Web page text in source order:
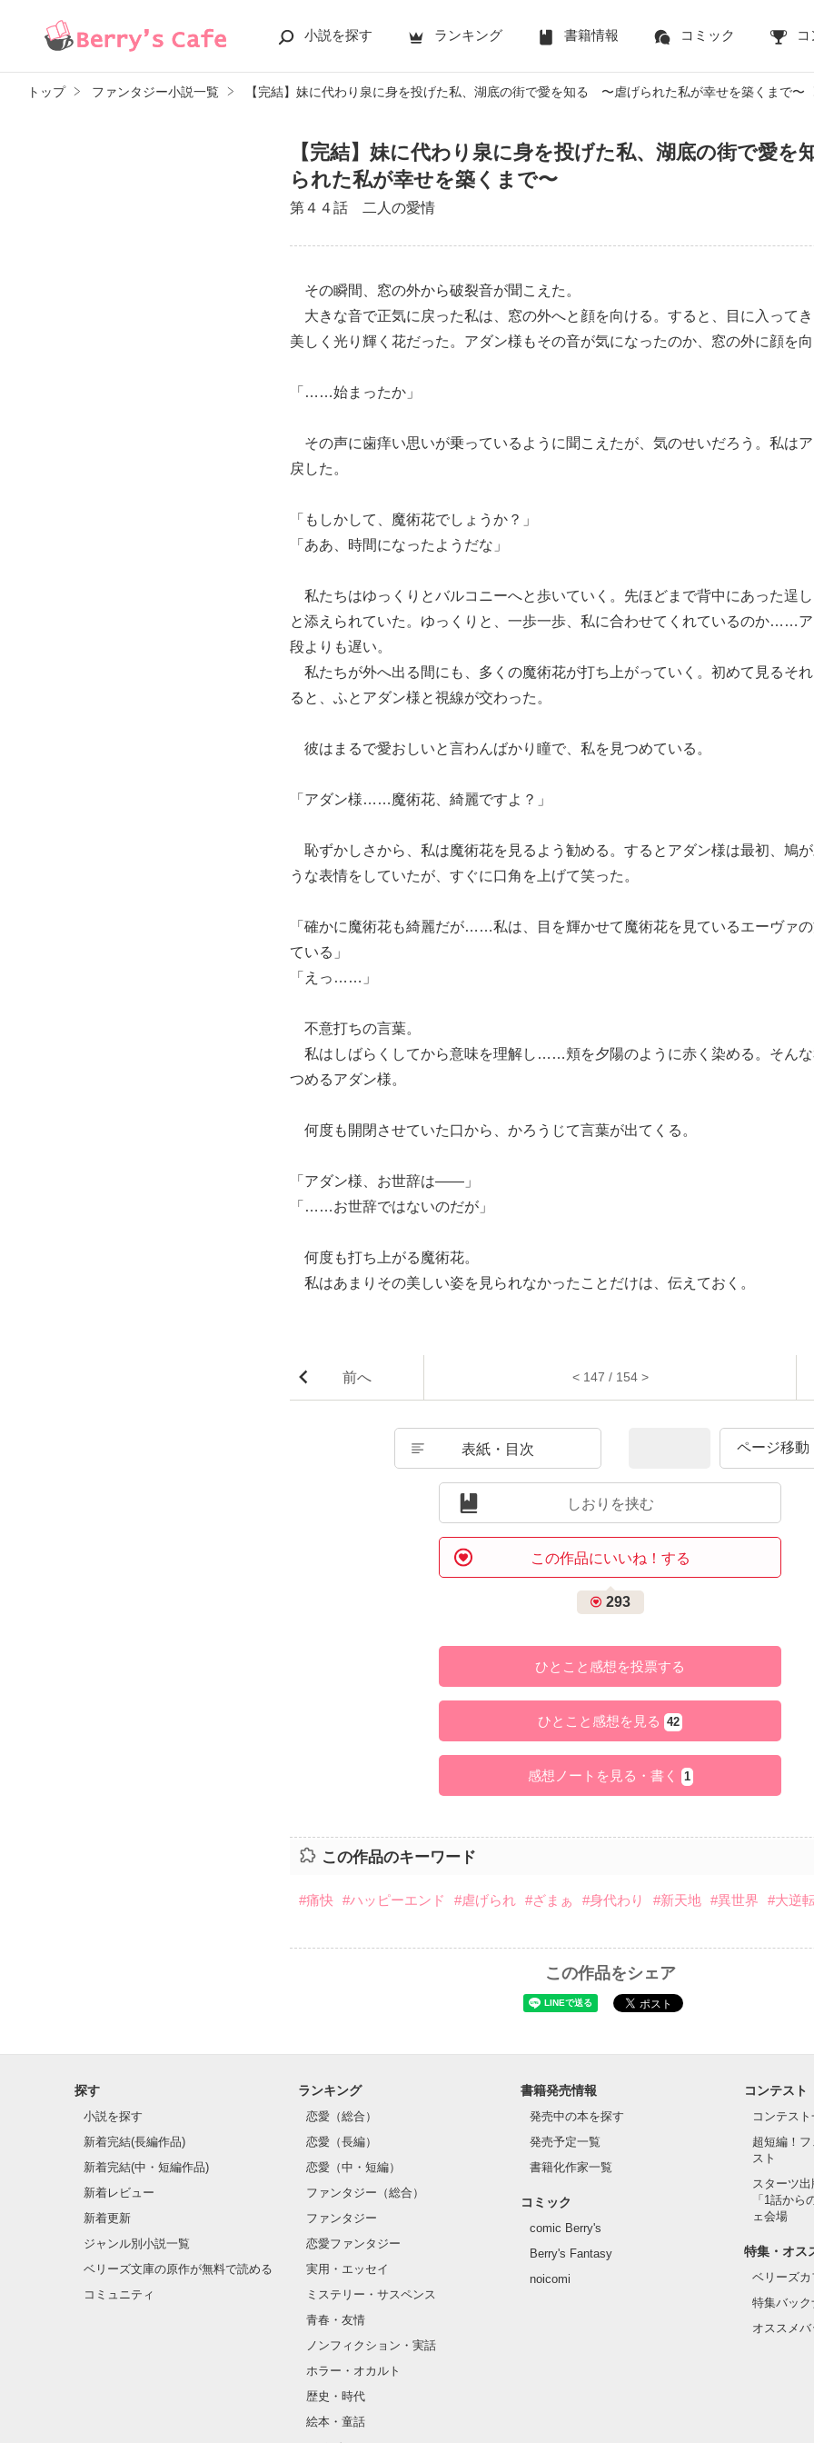
小説を探す ランキング 書籍情報 コミック
トップ ファンタジー小説一覧 【完結】妹に代わり泉に身を投げた私、湖底の街で愛を知る 〜虐げられた私が幸せを築くまで〜
【完結】妹に代わり泉に身を投げた私、湖底の街で愛
られた私が幸せを築くまで〜
第４４話 二人の愛情
その瞬間、窓の外から破裂音が聞こえた。
大きな音で正気に戻った私は、窓の外へと顔を向ける。すると、目に入って
美しく光り輝く花だった。アダン様もその音が気になったのか、窓の外に顔を
「……始まったか」
その声に歯痒い思いが乗っているように聞こえたが、気のせいだろう。私は
戻した。
「もしかして、魔術花でしょうか？」
「ああ、時間になったようだな」
私たちはゆっくりとバルコニーへと歩いていく。先ほどまで背中にあった逞
と添えられていた。ゆっくりと、一歩一歩、私に合わせてくれているのか……
段よりも遅い。
私たちが外へ出る間にも、多くの魔術花が打ち上がっていく。初めて見るそ
ると、ふとアダン様と視線が交わった。
彼はまるで愛おしいと言わんばかり瞳で、私を見つめている。
「アダン様……魔術花、綺麗ですよ？」
恥ずかしさから、私は魔術花を見るよう勧める。するとアダン様は最初、鳩
うな表情をしていたが、すぐに口角を上げて笑った。
「確かに魔術花も綺麗だが……私は、目を輝かせて魔術花を見ているエーヴァ
ている」
「えっ……」
不意打ちの言葉。
私はしばらくしてから意味を理解し……頬を夕陽のように赤く染める。そん
つめるアダン様。
何度も開閉させていた口から、かろうじて言葉が出てくる。
「アダン様、お世辞は――」
「……お世辞ではないのだが」
何度も打ち上がる魔術花。
私はあまりその美しい姿を見られなかったことだけは、伝えておく。
前へ < 147 / 154 >
表紙・目次
しおりを挟む
この作品にいいね！する
293
ひとこと感想を投票する
ひとこと感想を見る 42
感想ノートを見る・書く 1
この作品のキーワード
#痛快 #ハッピーエンド #虐げられ #ざまぁ #身代わり #新天地 #異世界 #大逆
この作品をシェア
探す
小説を探す
新着完結(長編作品)
新着完結(中・短編作品)
新着レビュー
新着更新
ジャンル別小説一覧
ベリーズ文庫の原作が無料で読める
コミュニティ
ランキング
恋愛（総合）
恋愛（長編）
恋愛（中・短編）
ファンタジー（総合）
ファンタジー
恋愛ファンタジー
実用・エッセイ
ミステリー・サスペンス
青春・友情
ノンフィクション・実話
ホラー・オカルト
歴史・時代
絵本・童話
書籍発売情報
発売中の本を探す
発売予定一覧
書籍化作家一覧
コミック
comic Berry's
Berry's Fantasy
noicomi
コンテスト
コンテス
超短編！
スト
スターツ
「1話から
ェ会場
特集・オス
ベリーズ
特集バッ
オススメ